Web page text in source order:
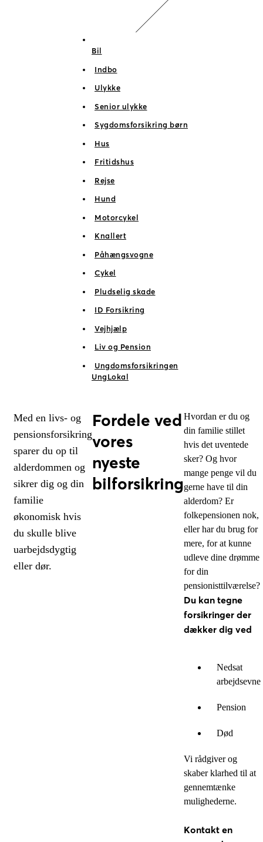
Bil
Indbo
Ulykke
Senior ulykke
Sygdomsforsikring børn
Hus
Fritidshus
Rejse
Hund
Motorcykel
Knallert
Påhængsvogne
Cykel
Pludselig skade
ID Forsikring
Vejhjælp
Liv og Pension
Ungdomsforsikringen
UngLokal
Med en livs- og
pensionsforsikring
sparer du op til
alderdommen og
sikrer dig og din
familie
økonomisk hvis
du skulle blive
uarbejdsdygtig
eller dør.
Fordele ved
vores
nyeste
bilforsikring
Hvordan er du og
din familie stillet
hvis det uventede
sker? Og hvor
mange penge vil du
gerne have til din
alderdom? Er
folkepensionen nok,
eller har du brug for
mere, for at kunne
udleve dine drømme
for din
pensionisttilværelse?
Du kan tegne
forsikringer der
dækker dig ved
Nedsat
arbejdsevne
Pension
Død
Vi rådgiver og
skaber klarhed til at
gennemtænke
mulighederne.
Kontakt en